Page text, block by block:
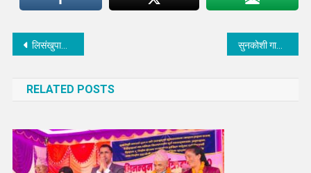
Post
लिसंखुपाखरमा ल्होछारमा तीन दिन सार्वजनिक बिदा सुनकोशी गाउँपालिकाले जटिल रोगका बिरामीहरुलाई औषधी उपचारका लागि मासिक ५ हजार दिन थाल्यो
RELATED POSTS